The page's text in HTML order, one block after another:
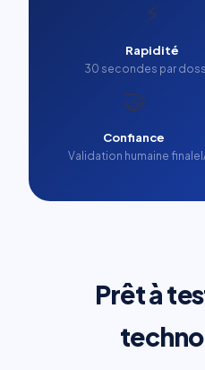
⚡
Rapidité
30 secondes par
🤝
Confiance
Validation humaine finale
Prêt à